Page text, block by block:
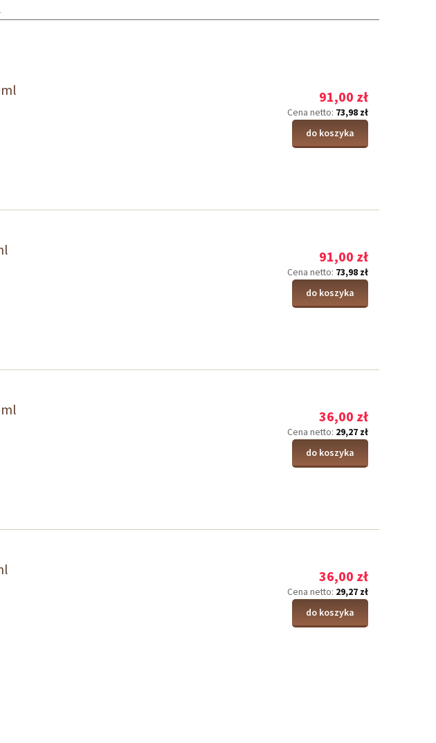
91,00 zł
Cena netto: 73,98 zł
do koszyka
91,00 zł
Cena netto: 73,98 zł
do koszyka
36,00 zł
Cena netto: 29,27 zł
do koszyka
36,00 zł
Cena netto: 29,27 zł
do koszyka